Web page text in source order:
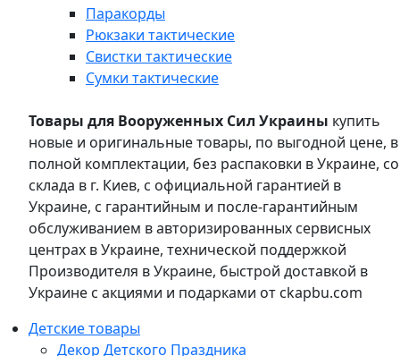
Паракорды
Рюкзаки тактические
Свистки тактические
Сумки тактические
Товары для Вооруженных Сил Украины купить
новые и оригинальные товары, по выгодной цене, в
полной комплектации, без распаковки в Украине, со
склада в г. Киев, с официальной гарантией в
Украине, с гарантийным и после-гарантийным
обслуживанием в авторизированных сервисных
центрах в Украине, технической поддержкой
Производителя в Украине, быстрой доставкой в
Украине с акциями и подарками от ckapbu.com
Детские товары
Декор Детского Праздника